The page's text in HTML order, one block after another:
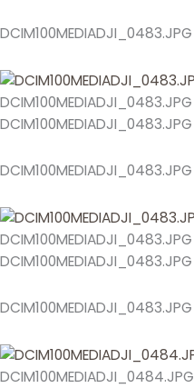
DCIM100MEDIADJI_0483.JPG
DCIM100MEDIADJI_0483.JPG
DCIM100MEDIADJI_0483.JPG
DCIM100MEDIADJI_0483.JPG
DCIM100MEDIADJI_0483.JPG
DCIM100MEDIADJI_0483.JPG
DCIM100MEDIADJI_0483.JPG
DCIM100MEDIADJI_0484.JPG